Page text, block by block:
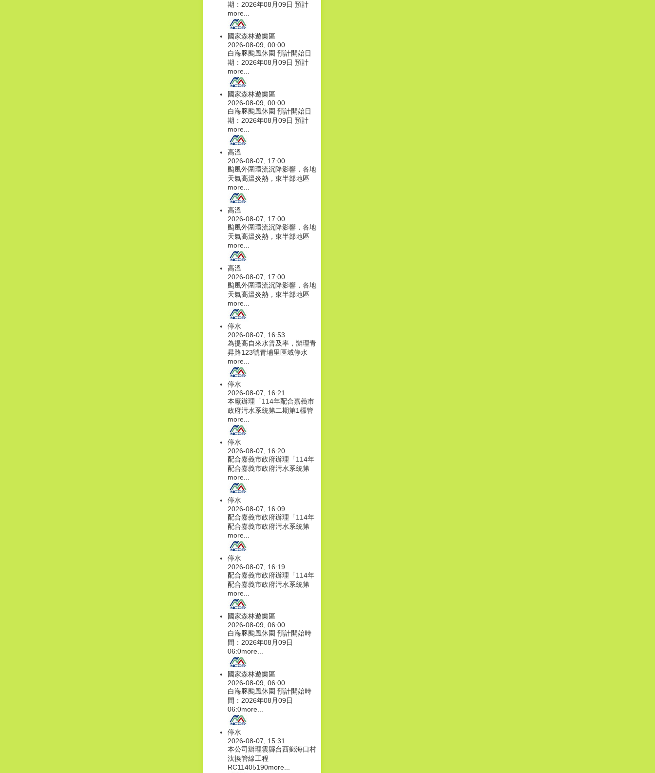
期：2026年08月09日 預計
more...
國家森林遊樂區
2026-08-09, 00:00
白海豚颱風休園 預計開始日
期：2026年08月09日 預計
more...
國家森林遊樂區
2026-08-09, 00:00
白海豚颱風休園 預計開始日
期：2026年08月09日 預計
more...
高溫
2026-08-07, 17:00
颱風外圍環流沉降影響，各地
天氣高溫炎熱，東半部地區
more...
高溫
2026-08-07, 17:00
颱風外圍環流沉降影響，各地
天氣高溫炎熱，東半部地區
more...
高溫
2026-08-07, 17:00
颱風外圍環流沉降影響，各地
天氣高溫炎熱，東半部地區
more...
停水
2026-08-07, 16:53
為提高自來水普及率，辦理青
昇路123號青埔里區域停水
more...
停水
2026-08-07, 16:21
本廠辦理「114年配合嘉義市
政府污水系統第二期第1標管
more...
停水
2026-08-07, 16:20
配合嘉義市政府辦理「114年
配合嘉義市政府污水系統第
more...
停水
2026-08-07, 16:09
配合嘉義市政府辦理「114年
配合嘉義市政府污水系統第
more...
停水
2026-08-07, 16:19
配合嘉義市政府辦理「114年
配合嘉義市政府污水系統第
more...
國家森林遊樂區
2026-08-09, 06:00
白海豚颱風休園 預計開始時
間：2026年08月09日
06:0more...
國家森林遊樂區
2026-08-09, 06:00
白海豚颱風休園 預計開始時
間：2026年08月09日
06:0more...
停水
2026-08-07, 15:31
本公司辦理雲縣台西鄉海口村
汰換管線工程
RC11405190more...